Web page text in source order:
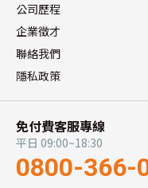
公司歷程
企業徵才
聯絡我們
隱私政策
免付費客服專線
平日 09:00~18:30
0800-366-